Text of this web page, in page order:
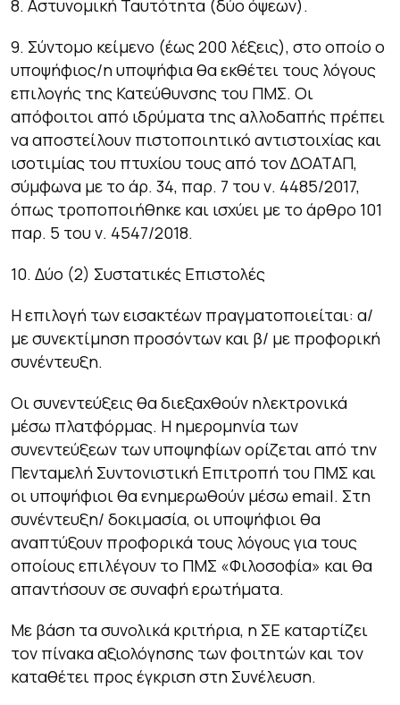
8. Αστυνομική Ταυτότητα (δύο όψεων).
9. Σύντομο κείμενο (έως 200 λέξεις), στο οποίο ο
υποψήφιος/η υποψήφια θα εκθέτει τους λόγους
επιλογής της Κατεύθυνσης του ΠΜΣ. Οι
απόφοιτοι από ιδρύματα της αλλοδαπής πρέπει
να αποστείλουν πιστοποιητικό αντιστοιχίας και
ισοτιμίας του πτυχίου τους από τον ΔΟΑΤΑΠ,
σύμφωνα με το άρ. 34, παρ. 7 του ν. 4485/2017,
όπως τροποποιήθηκε και ισχύει με το άρθρο 101
παρ. 5 του ν. 4547/2018.
10. Δύο (2) Συστατικές Επιστολές
Η επιλογή των εισακτέων πραγματοποιείται: α/
με συνεκτίμηση προσόντων και β/ με προφορική
συνέντευξη.
Οι συνεντεύξεις θα διεξαχθούν ηλεκτρονικά
μέσω πλατφόρμας. Η ημερομηνία των
συνεντεύξεων των υποψηφίων ορίζεται από την
Πενταμελή Συντονιστική Επιτροπή του ΠΜΣ και
οι υποψήφιοι θα ενημερωθούν μέσω email. Στη
συνέντευξη/ δοκιμασία, οι υποψήφιοι θα
αναπτύξουν προφορικά τους λόγους για τους
οποίους επιλέγουν το ΠΜΣ «Φιλοσοφία» και θα
απαντήσουν σε συναφή ερωτήματα.
Με βάση τα συνολικά κριτήρια, η ΣΕ καταρτίζει
τον πίνακα αξιολόγησης των φοιτητών και τον
καταθέτει προς έγκριση στη Συνέλευση.